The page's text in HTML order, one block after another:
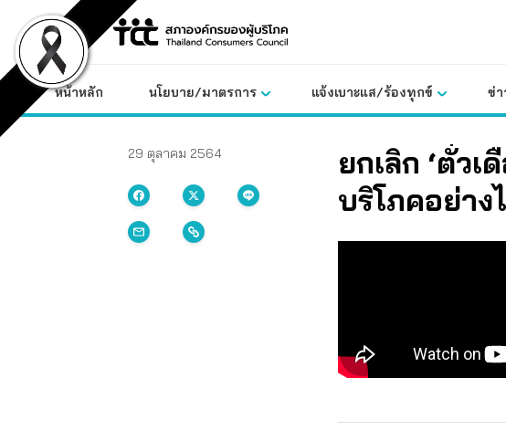
content
หน้าหลัก นโยบาย/มาตรการ แจ้งเบาะแส/ร้องทุกข์ ข่า
29 ตุลาคม 2564
ยกเลิก ‘ตั๋ว
บริโภคอย่าง